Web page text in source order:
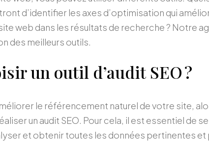
d’identifier les axes d’optimisation qui
web dans les résultats de recherche ? Notre
des meilleurs outils.
un outil d’audit SEO ?
le référencement naturel de votre site,
un audit SEO. Pour cela, il est essentiel de
et obtenir toutes les données pertinentes et